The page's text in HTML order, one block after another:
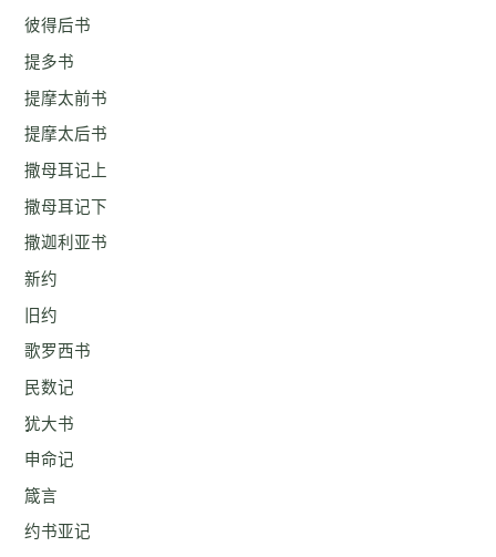
彼得后书
提多书
提摩太前书
提摩太后书
撒母耳记上
撒母耳记下
撒迦利亚书
新约
旧约
歌罗西书
民数记
犹大书
申命记
箴言
约书亚记